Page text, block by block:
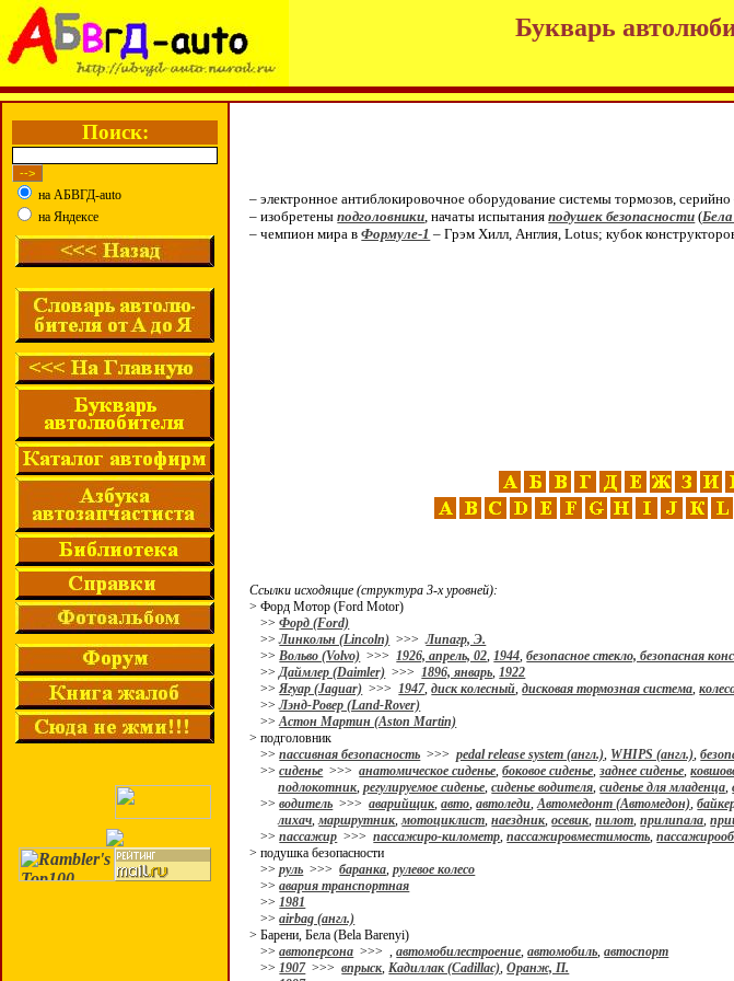
Букварь
Поиск:
на АБВГД-auto
на Яндексе
– электронное антиблокировочное оборудование системы тормозов,
– изобретеныподголовники, начаты испытанияподушек безопасности (
– чемпион мира вФормуле-1 – Грэм Хилл, Англия, Lotus; кубок
Ссылки исходящие (структура 3-х уровней):
> Форд Мотор (Ford Motor)
>>Форд (Ford)
>>Линкольн (Lincoln) >>>Липагр, Э.
>>Вольво (Volvo) >>>1926, апрель, 02,1944,безопасное стекло, безопасная
>>Даймлер (Daimler) >>>1896, январь,1922
>>Ягуар (Jaguar) >>>1947,диск колесный,дисковая тормозная система,
>>Лэнд-Ровер (Land-Rover)
>>Астон Мартин (Aston Martin)
> подголовник
>>пассивная безопасность >>>pedal release system (англ.), WHIPS (англ.),
>>сиденье >>>анатомическое сиденье,боковое сиденье,заднее сиденье,
подлокотник,регулируемое сиденье,сиденье водителя,сиденье для младенца,
>>водитель >>>аварийщик,авто,автоледи,Автомедонт (Автомедон),
лихач,маршрутник,мотоциклист,наездник,осевик,пилот,прилипала,
>>пассажир >>>пассажиро-километр,пассажировместимость,
> подушка безопасности
>>руль >>>баранка,рулевое колесо
>>авария транспортная
>>1981
>>airbag (англ.)
> Барени, Бела (Bela Barenyi)
>>автоперсона >>>,автомобилестроение,автомобиль,автоспорт
>>1907>>>впрыск,Кадиллак (Cadillac),Оранж, П.